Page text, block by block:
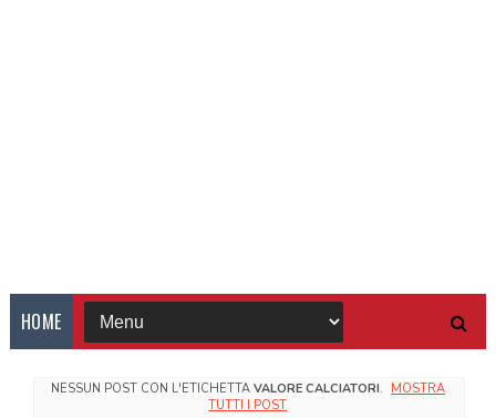
HOME
NESSUN POST CON L'ETICHETTA VALORE CALCIATORI. MOSTRA
TUTTI I POST